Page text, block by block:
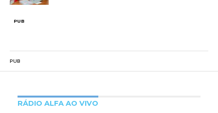
PUB
PUB
RÁDIO ALFA AO VIVO